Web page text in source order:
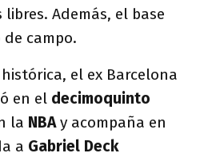
Además, el base
campo.
el ex Barcelona
en el decimoquinto
la NBAy acompaña en
a Gabriel Deck